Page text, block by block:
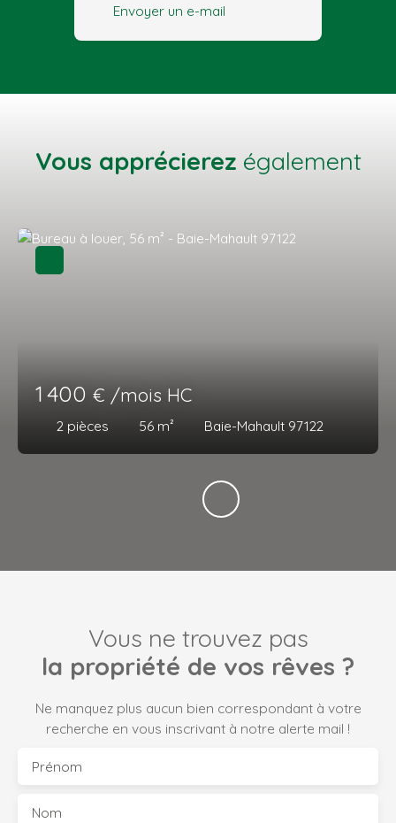
Envoyer un e-mail
Vous apprécierez également
1 400 € /mois HC
2 pièces 56 m² Baie-Mahault 97122
Vous ne trouvez pas
la propriété de vos rêves ?
Ne manquez plus aucun bien correspondant à votre
recherche en vous inscrivant à notre alerte mail !
Prénom
Nom